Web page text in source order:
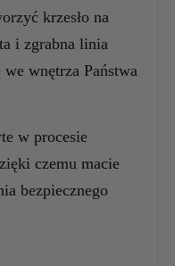
krzesło na
i zgrabna linia
we wnętrza Państwa
w procesie
czemu macie
bezpiecznego